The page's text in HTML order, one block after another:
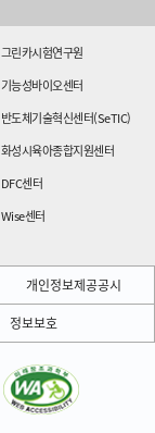
그린카시험연구원
기능성바이오센터
반도체기술혁신센터(SeTIC)
화성시육아종합지원센터
DFC센터
Wise센터
개인정보제공공시
정보보호